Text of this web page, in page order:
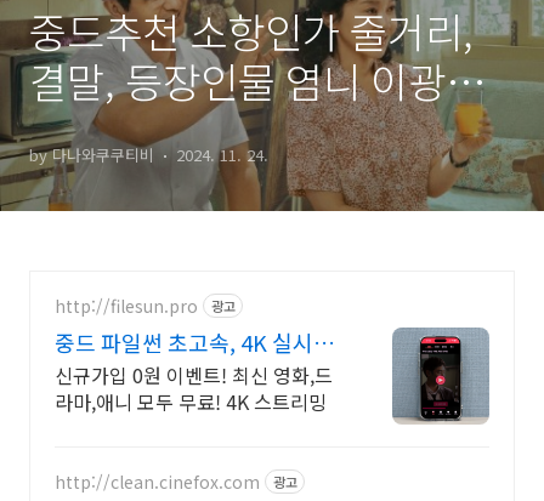
중드추천 소항인가 줄거리,
결말, 등장인물 염니 이광결
관효동
by 다나와쿠쿠티비 2024. 11. 24.
http://filesun.pro 광고
중드 파일썬 초고속, 4K 실시간
보기!
신규가입 0원 이벤트! 최신 영화,드
라마,애니 모두 무료! 4K 스트리밍
http://clean.cinefox.com 광고